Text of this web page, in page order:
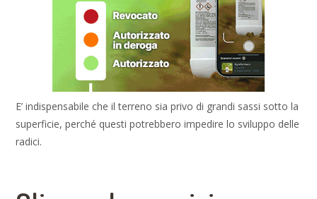
E’ indispensabile che il terreno sia privo di grandi sassi sotto la
superficie, perché questi potrebbero impedire lo sviluppo delle
radici.